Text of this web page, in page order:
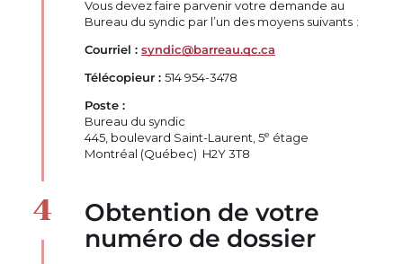
Vous devez faire parvenir votre demande au
Bureau du syndic par l’un des moyens suivants :
Courriel : syndic@barreau.qc.ca
Télécopieur : 514 954-3478
Poste :
Bureau du syndic
445, boulevard Saint-Laurent, 5e étage
Montréal (Québec) H2Y 3T8
Obtention de votre
numéro de dossier